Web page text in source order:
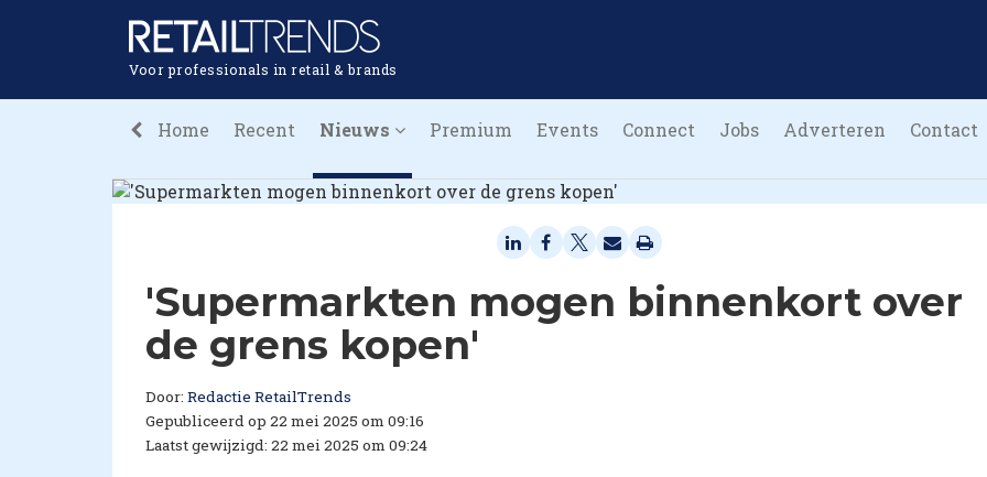
Voor professionals in retail & brands
Home Recent Nieuws Premium Events Connect Jobs Adverteren Contact
'Supermarkten mogen binnenkort over
de grens kopen'
Door: Redactie RetailTrends
Gepubliceerd op 22 mei 2025 om 09:16
Laatst gewijzigd: 22 mei 2025 om 09:24